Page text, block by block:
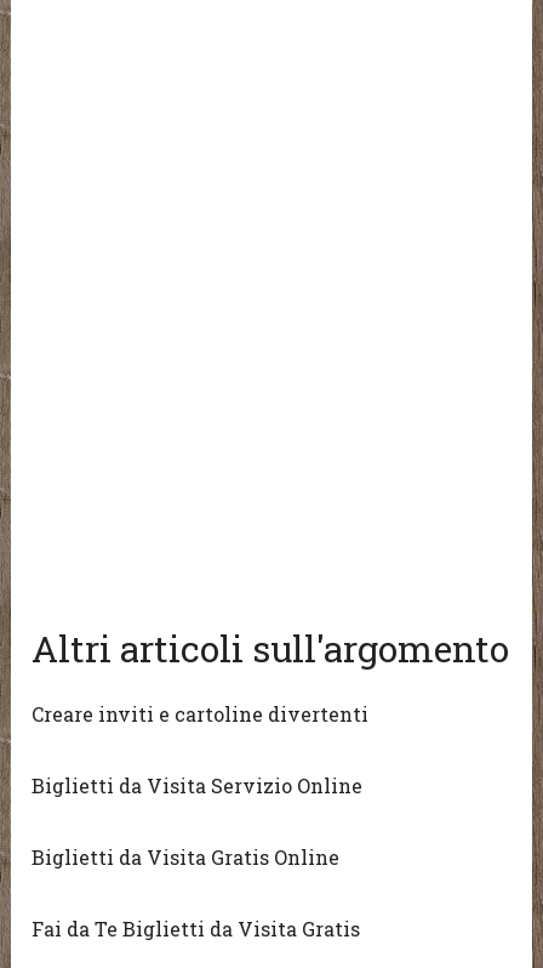
Altri articoli sull'argomento
Creare inviti e cartoline divertenti
Biglietti da Visita Servizio Online
Biglietti da Visita Gratis Online
Fai da Te Biglietti da Visita Gratis